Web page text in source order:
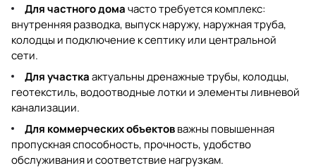
Для частного домачасто требуется комплекс:
внутренняя разводка, выпуск наружу, наружная труба,
колодцы и подключение к септику или центральной
сети.
Для участкаактуальны дренажные трубы, колодцы,
геотекстиль, водоотводные лотки и элементы ливневой
канализации.
Для коммерческих объектовважны повышенная
пропускная способность, прочность, удобство
обслуживания и соответствие нагрузкам.